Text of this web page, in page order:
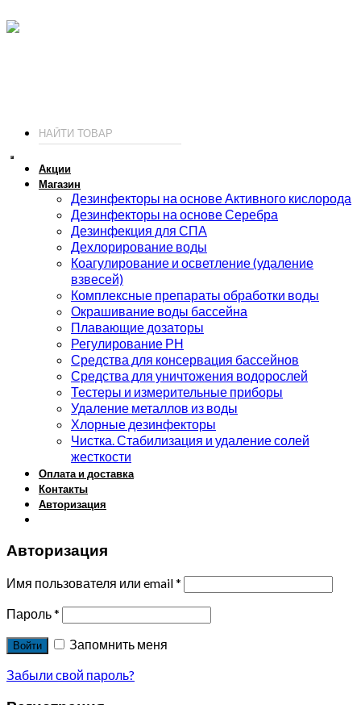
Акции
Магазин
Дезинфекторы на основе Активного кислорода
Дезинфекторы на основе Серебра
Дезинфекция для СПА
Дехлорирование воды
Коагулирование и осветление (удаление
взвесей)
Комплексные препараты обработки воды
Окрашивание воды бассейна
Плавающие дозаторы
Регулирование РН
Средства для консервация бассейнов
Средства для уничтожения водорослей
Тестеры и измерительные приборы
Удаление металлов из воды
Хлорные дезинфекторы
Чистка. Стабилизация и удаление солей
жесткости
Оплата и доставка
Контакты
Авторизация
Авторизация
Имя пользователя или email*
Пароль*
Войти
Запомнить меня
Забыли свой пароль?